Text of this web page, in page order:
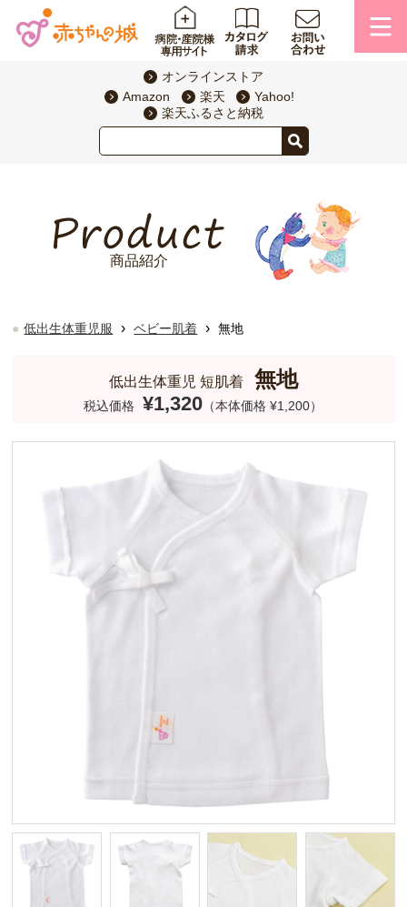
オンラインストア
Amazon
楽天
Yahoo!
楽天ふるさと納税
商品紹介
低出生体重児服 › ベビー肌着 › 無地
低出生体重児 短肌着 無地
税込価格 ¥1,320 （本体価格 ¥1,200）